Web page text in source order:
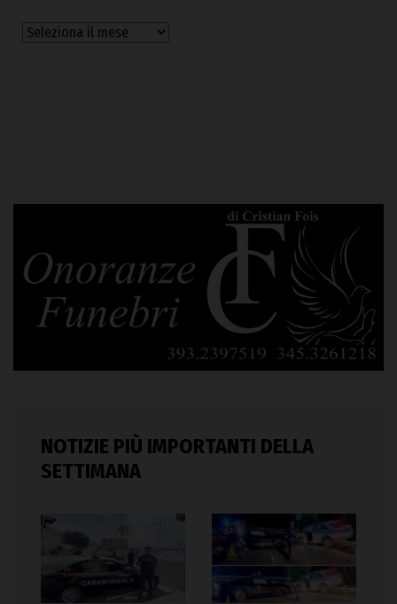
Archivi
NOTIZIE PIÙ IMPORTANTI DELLA
SETTIMANA